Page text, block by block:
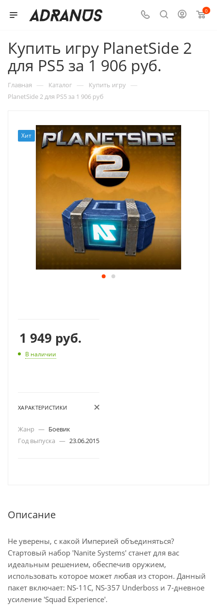
0
Купить игру PlanetSide 2
для PS5 за 1 906 руб.
Главная — Каталог — Купить игру —
PlanetSide 2 для PS5 за 1 906 руб
Хит
1 949 руб.
В наличии
ХАРАКТЕРИСТИКИ
Жанр — Боевик
Год выпуска — 23.06.2015
Описание
Не уверены, с какой Империей объединяться?
Стартовый набор 'Nanite Systems' станет для вас
идеальным решением, обеспечив оружием,
использовать которое может любая из сторон. Данный
пакет включает: NS-11C, NS-357 Underboss и 7-дневное
усиление 'Squad Experience'.